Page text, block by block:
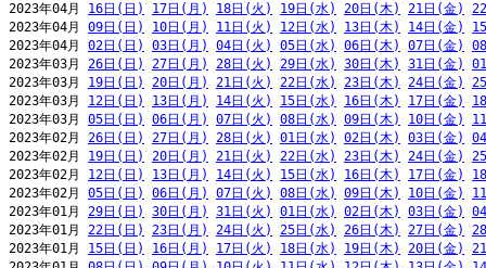
2023年04月 16日(日) 17日(月) 18日(火) 19日(水) 20日(木) 21日(金)
2023年04月 09日(日) 10日(月) 11日(火) 12日(水) 13日(木) 14日(金)
2023年04月 02日(日) 03日(月) 04日(火) 05日(水) 06日(木) 07日(金)
2023年03月 26日(日) 27日(月) 28日(火) 29日(水) 30日(木) 31日(金)
2023年03月 19日(日) 20日(月) 21日(火) 22日(水) 23日(木) 24日(金)
2023年03月 12日(日) 13日(月) 14日(火) 15日(水) 16日(木) 17日(金)
2023年03月 05日(日) 06日(月) 07日(火) 08日(水) 09日(木) 10日(金)
2023年02月 26日(日) 27日(月) 28日(火) 01日(水) 02日(木) 03日(金)
2023年02月 19日(日) 20日(月) 21日(火) 22日(水) 23日(木) 24日(金)
2023年02月 12日(日) 13日(月) 14日(火) 15日(水) 16日(木) 17日(金)
2023年02月 05日(日) 06日(月) 07日(火) 08日(水) 09日(木) 10日(金)
2023年01月 29日(日) 30日(月) 31日(火) 01日(水) 02日(木) 03日(金)
2023年01月 22日(日) 23日(月) 24日(火) 25日(水) 26日(木) 27日(金)
2023年01月 15日(日) 16日(月) 17日(火) 18日(水) 19日(木) 20日(金)